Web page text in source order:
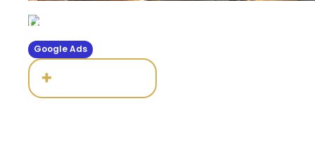
Le Tsuba
Google Ads
+